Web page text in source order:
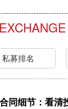
私募排名
同细节：看清